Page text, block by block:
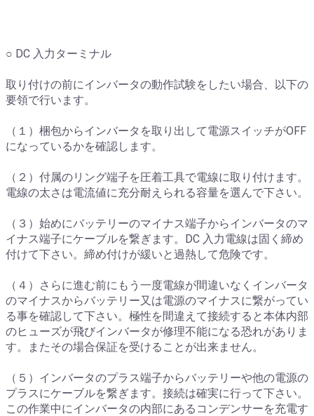
○ DC 入力ターミナル
取り付けの前にインバータの動作試験をしたい場合、以下の
要領で行います。
（１）梱包からインバータを取り出して電源スイッチがOFF
になっているかを確認します。
（２）付属のリング端子を圧着工具で電線に取り付けます。
電線の太さは電流値に充分耐えられる容量を選んで下さい。
（３）始めにバッテリーのマイナス端子からインバータのマ
イナス端子にケーブルを繋ぎます。DC 入力電線は固く締め
付けて下さい。締め付けが緩いと過熱して危険です。
（４）さらに進む前にもう一度電線が間違いなくインバータ
のマイナスからバッテリー又は電源のマイナスに繋がってい
る事を確認して下さい。極性を間違えて接続すると本体内部
のヒューズが飛びインバータが修理不能になる恐れがありま
す。またその場合保証を受けることが出来ません。
（５）インバータのプラス端子からバッテリーや他の電源の
プラスにケーブルを繋ぎます。接続は確実に行って下さい。
この作業中にインバータの内部にあるコンデンサーを充電す